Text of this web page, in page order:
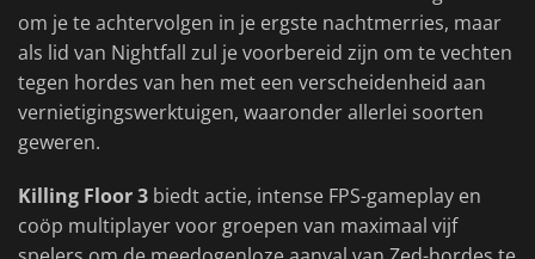
om je te achtervolgen in je ergste nachtmerries, maar
als lid van Nightfall zul je voorbereid zijn om te vechten
tegen hordes van hen met een verscheidenheid aan
vernietigingswerktuigen, waaronder allerlei soorten
geweren.
Killing Floor 3 biedt actie, intense FPS-gameplay en
coöp multiplayer voor groepen van maximaal vijf